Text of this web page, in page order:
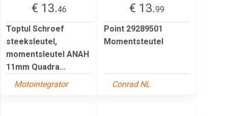
€ 13.46
Toptul Schroef
steeksleutel,
momentsleutel ANAH
11mm Quadra...
Motointegrator
€ 13.99
Point 29289501
Momentsteutel
Conrad NL